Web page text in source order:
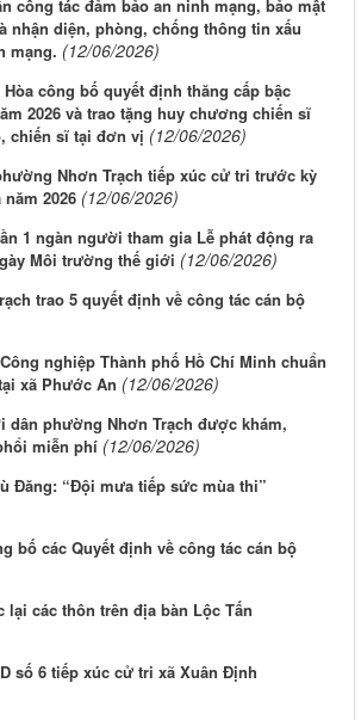
công tác đảm bảo an ninh mạng, bảo mật
nhận diện, phòng, chống thông tin xấu
mạng. (12/06/2026)
công bố quyết định thăng cấp bậc
2026 và trao tặng huy chương chiến sĩ
chiến sĩ tại đơn vị (12/06/2026)
Nhơn Trạch tiếp xúc cử tri trước kỳ
2026 (12/06/2026)
1 ngàn người tham gia Lễ phát động ra
Môi trường thế giới (12/06/2026)
trao 5 quyết định về công tác cán bộ
nghiệp Thành phố Hồ Chí Minh chuẩn
xã Phước An (12/06/2026)
dân phường Nhơn Trạch được khám,
miễn phí (12/06/2026)
Đăng: “Đội mưa tiếp sức mùa thi”
bố các Quyết định về công tác cán bộ
lại các thôn trên địa bàn Lộc Tấn
số 6 tiếp xúc cử tri xã Xuân Định